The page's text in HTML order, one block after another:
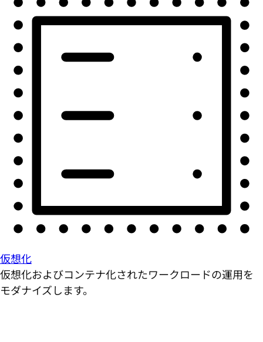
仮想化
仮想化およびコンテナ化されたワークロードの運用を
モダナイズします。